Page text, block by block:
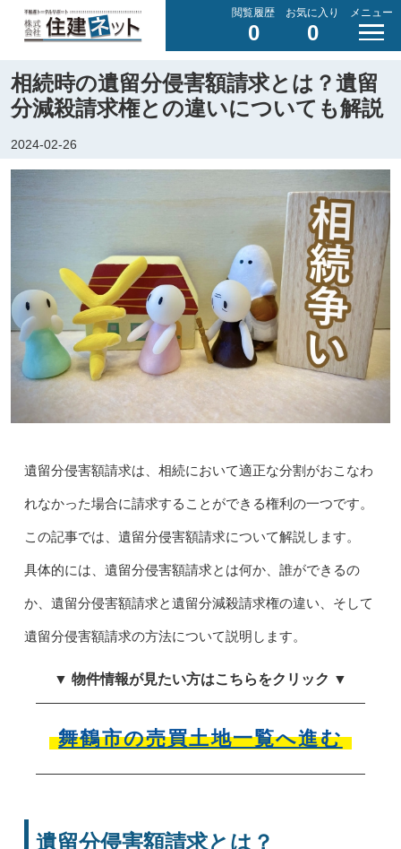
閲覧履歴
0
お気に入り
0
メニュー
相続時の遺留分侵害額請求とは？遺留
分減殺請求権との違いについても解説
2024-02-26
遺留分侵害額請求は、相続において適正な分割がおこなわ
れなかった場合に請求することができる権利の一つです。
この記事では、遺留分侵害額請求について解説します。
具体的には、遺留分侵害額請求とは何か、誰ができるの
か、遺留分侵害額請求と遺留分減殺請求権の違い、そして
遺留分侵害額請求の方法について説明します。
▼ 物件情報が見たい方はこちらをクリック ▼
舞鶴市の売買土地一覧へ進む
遺留分侵害額請求とは？